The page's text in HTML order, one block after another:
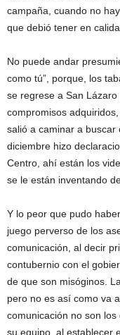
campaña, cuando no
que debió tener en
No puede andar
como tú”, porque, los
se regrese a San
compromisos
salió a caminar a buscar
diciembre hizo
Centro, ahí están los
se le están inventando
Y lo peor que pudo
juego perverso de los
comunicación, al decir
contubernio con el
de que son misóginos.
pero no es así como va
comunicación no son
su equipo, al establecer